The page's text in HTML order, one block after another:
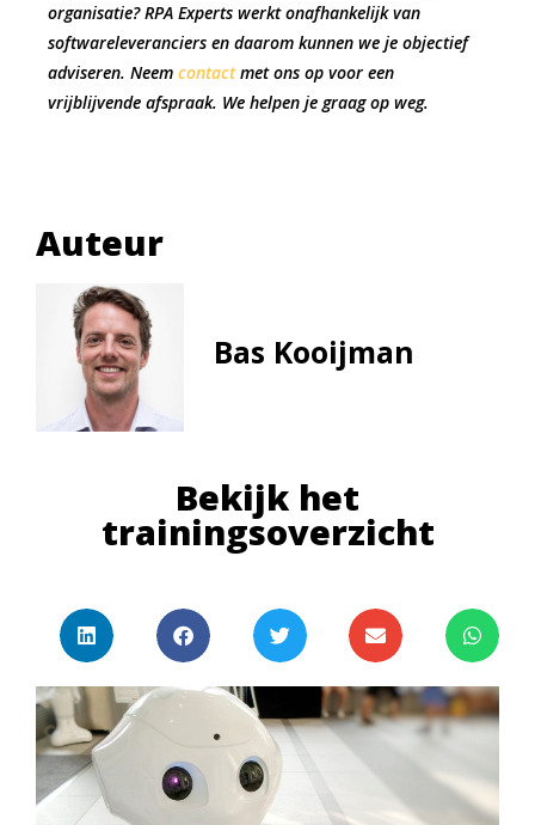
organisatie? RPA Experts werkt onafhankelijk van
softwareleveranciers en daarom kunnen we je objectief
adviseren. Neem contactmet ons op voor een
vrijblijvende afspraak. We helpen je graag op weg.
Auteur
Bas Kooijman
Bekijk het
trainingsoverzicht